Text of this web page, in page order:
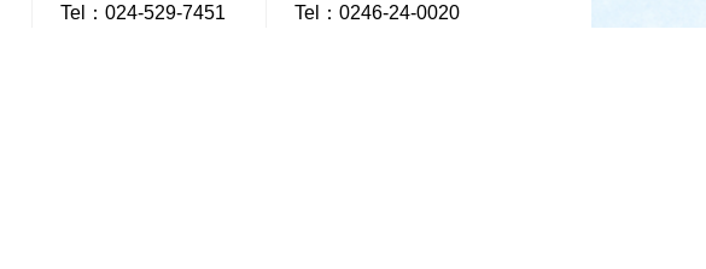
Tel：024-529-7451
Tel：0246-24-0020